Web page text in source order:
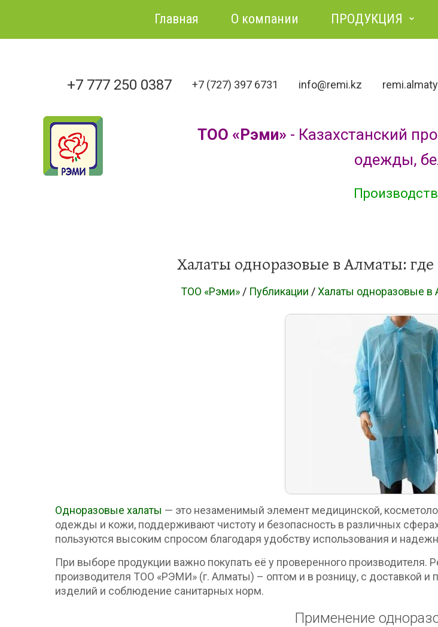
Главная О компании ПРОДУКЦИЯ
+7 777 250 0387 +7 (727) 397 6731 info@remi.kz
ТОО «Рэми» - Казахстанский
одежды,
Халаты одноразовые в Алматы:
ТОО «Рэми» / Публикации /Халаты одноразовые в
Одноразовые халаты — это незаменимый элемент медицинской,
одежды и кожи, поддерживают чистоту и безопасность в различных
пользуются высоким спросом благодаря удобству использования и
При выборе продукции важно покупать её у проверенного
производителя ТОО «РЭМИ» (г. Алматы) – оптом и в розницу, с доставкой и
изделий и соблюдение санитарных норм.
Применение